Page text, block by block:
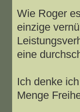
Wie Roger
einzige
eine
Ich denke
Menge